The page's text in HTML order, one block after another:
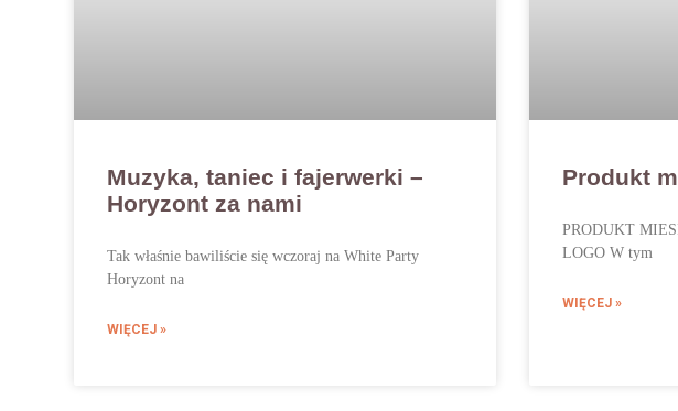
Muzyka, taniec i fajerwerki –
Horyzont za nami
Tak właśnie bawiliście się wczoraj na White Party
Horyzont na
WIĘCEJ »
Produkt
PRODUKT
LOGO W tym
WIĘCEJ »